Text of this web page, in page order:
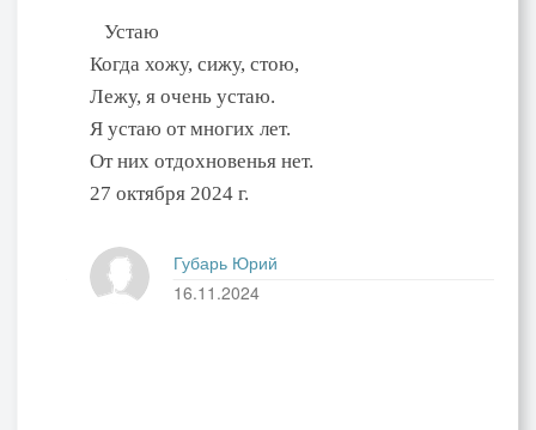
Устаю
Когда хожу, сижу, стою,
Лежу, я очень устаю.
Я устаю от многих лет.
От них отдохновенья нет.
27 октября 2024 г.
Губарь Юрий
16.11.2024